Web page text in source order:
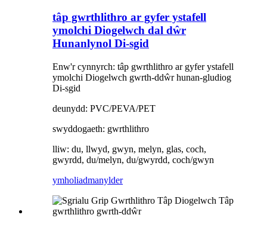
tâp gwrthlithro ar gyfer ystafell
ymolchi Diogelwch dal dŵr
Hunanlynol Di-sgid
Enw'r cynnyrch: tâp gwrthlithro ar gyfer ystafell
ymolchi Diogelwch gwrth-ddŵr hunan-gludiog
Di-sgid
deunydd: PVC/PEVA/PET
swyddogaeth: gwrthlithro
lliw: du, llwyd, gwyn, melyn, glas, coch,
gwyrdd, du/melyn, du/gwyrdd, coch/gwyn
ymholiadmanylder